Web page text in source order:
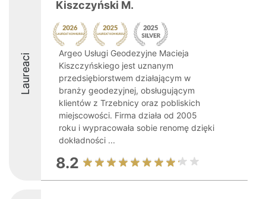
Laureaci
Kiszczyński M.
Argeo Usługi Geodezyjne Macieja
Kiszczyńskiego jest uznanym
przedsiębiorstwem działającym w
branży geodezyjnej, obsługującym
klientów z Trzebnicy oraz pobliskich
miejscowości. Firma działa od 2005
roku i wypracowała sobie renomę dzięki
dokładności ...
8.2